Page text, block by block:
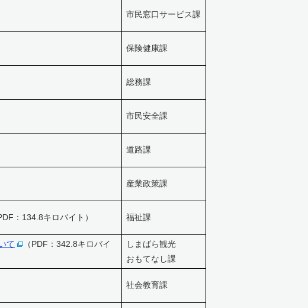
市民窓口サービス課
保険健康課
総務課
市民安全課
道路課
産業政策課
：134.8キロバイト） 福祉課
て
（PDF：342.8キロバイ
しまばら観光
おもてなし課
社会教育課